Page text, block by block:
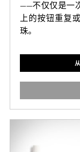
——不仅仅是一
上的按钮重复
珠。